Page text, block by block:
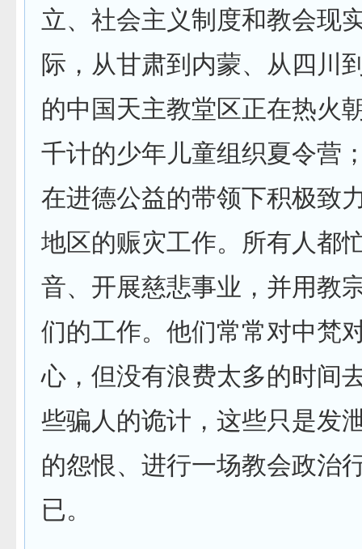
立、社会主义制度和教会现
际，从甘肃到内蒙、从四川
的中国天主教堂区正在热火
千计的少年儿童组织夏令营
在进德公益的带领下积极致
地区的赈灾工作。所有人都
音、开展慈悲事业，并用教
们的工作。他们常常对中梵
心，但没有浪费太多的时间
些骗人的诡计，这些只是发
的怨恨、进行一场教会政治
已。